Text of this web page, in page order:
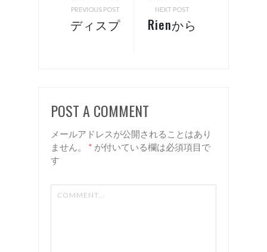
PREVIOUS POST
ディスプ
NEXT POST
Rienから
POST A COMMENT
メールアドレスが公開されることはあり
ません。
* が付いている欄は必須項目で
す